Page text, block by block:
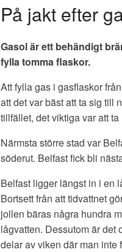
På jakt efter
Gasol är ett behändigt
fylla tomma flaskor.
Att fylla gas i gasflaskor
att det var bäst att ta sig till
tillfället, det viktiga var att
Närmsta större stad var
söderut. Belfast fick bli
Belfast ligger längst in i en
Bortsett från att tidvattnet
jollen bäras några hundra
lågvatten. Dessutom är det
delar av viken där man inte